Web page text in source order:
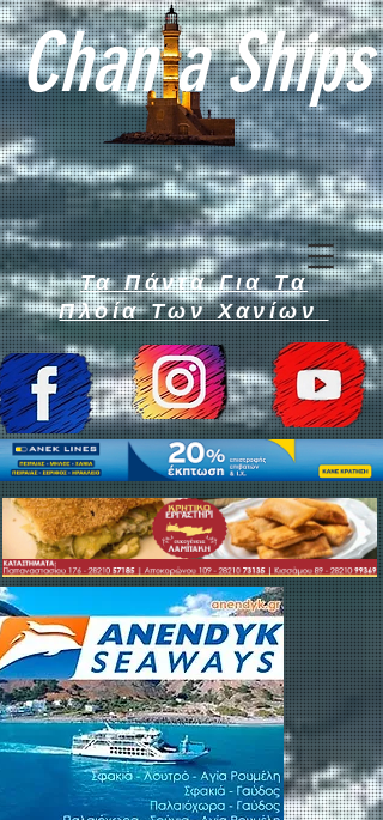
Chan a Ships
Τα Πάντα Για Τα
Πλοία Των Χανίων